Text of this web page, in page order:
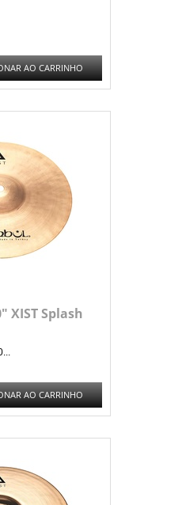
AO CARRINHO
XIST Splash
AO CARRINHO